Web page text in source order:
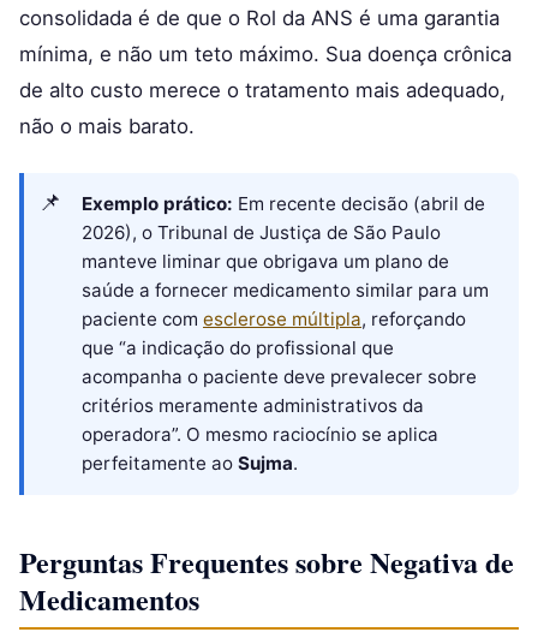
consolidada é de que o Rol da ANS é uma garantia
mínima, e não um teto máximo. Sua doença crônica
de alto custo merece o tratamento mais adequado,
não o mais barato.
Exemplo prático: Em recente decisão (abril de
2026), o Tribunal de Justiça de São Paulo
manteve liminar que obrigava um plano de
saúde a fornecer medicamento similar para um
paciente com esclerose múltipla, reforçando
que “a indicação do profissional que
acompanha o paciente deve prevalecer sobre
critérios meramente administrativos da
operadora”. O mesmo raciocínio se aplica
perfeitamente ao Sujma.
Perguntas Frequentes sobre Negativa de
Medicamentos